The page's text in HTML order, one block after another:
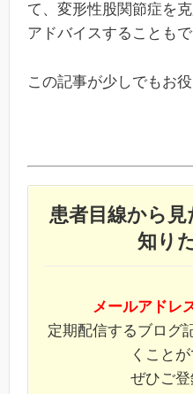
て、変形性股関節症を
アドバイスすることもで
この記事が少しでもお
患者目線から
知り
メールアドレ
定期配信するブログ
くことが
ぜひご登